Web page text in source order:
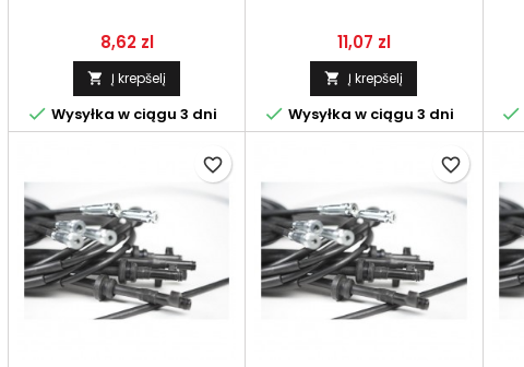
Kaina
8,62 zl
 Į krepšelį
 Wysyłka w ciągu 3 dni
Kaina
11,07 zl
 Į krepšelį
 Wysyłka w ciągu 3 dni 
favorite_border favorite_border